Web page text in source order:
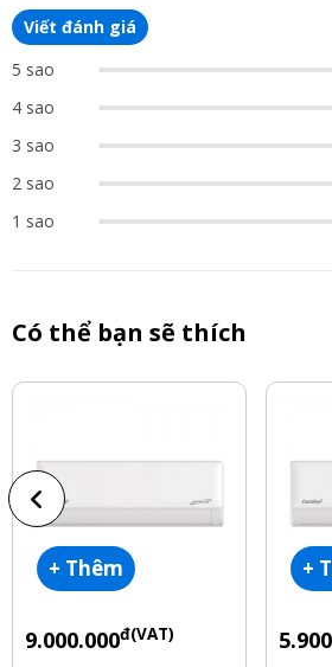
Viết đánh giá
5 sao
4 sao
3 sao
2 sao
1 sao
Có thể bạn sẽ thích
+ Thêm
9.000.000đ(VAT)
+